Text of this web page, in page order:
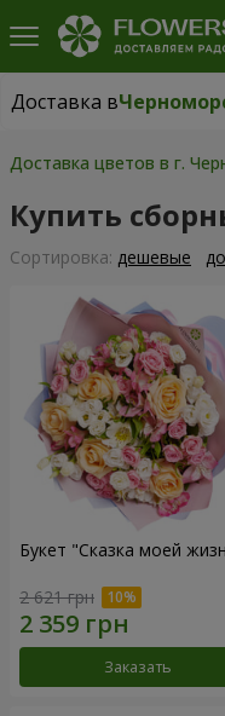
Доставка в
Доставка в
Доставка цветов в г.
Купить
Cортировка: дешевые
Букет "Сказка моей
2 621 грн
Заказать